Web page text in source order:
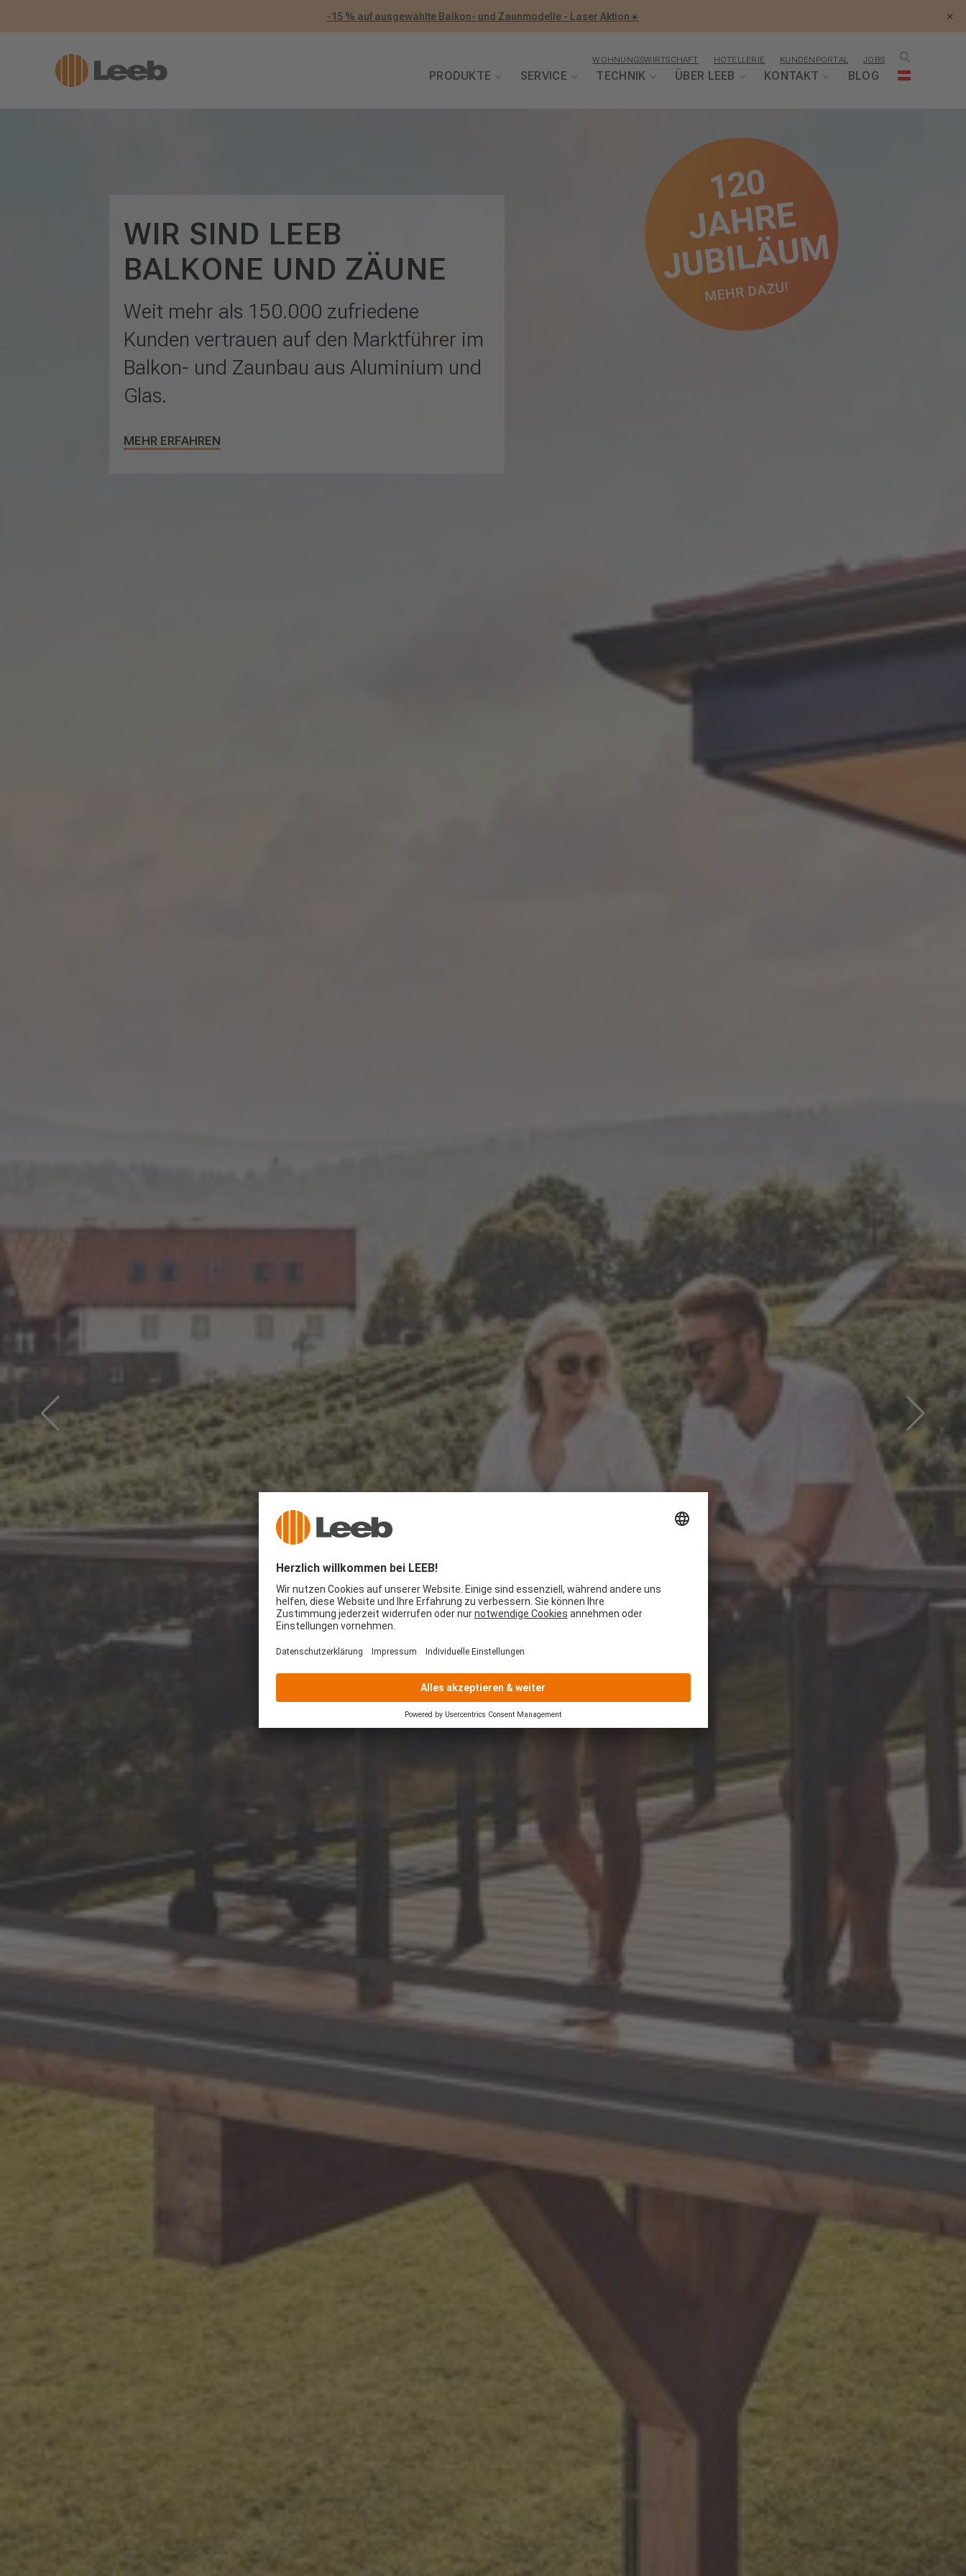
-15 % auf ausgewählte Balkon- und Zaunmodelle - Laser Aktion☀️ ×
WOHNUNGSWIRTSCHAFT HOTELLERIE KUNDENPORTAL JOBS
PRODUKTE SERVICE TECHNIK ÜBER LEEB KONTAKT BLOG
WIR SIND LEEB
BALKONE UND ZÄUNE
Weit mehr als 150.000 zufriedene
Kunden vertrauen auf den Marktführer im
Balkon- und Zaunbau aus Aluminium und
Glas.
MEHR ERFAHREN